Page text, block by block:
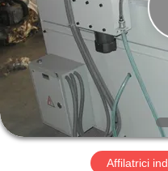
PRODOTTI
VIDEO
CHI
SIAMO
Affilatrici